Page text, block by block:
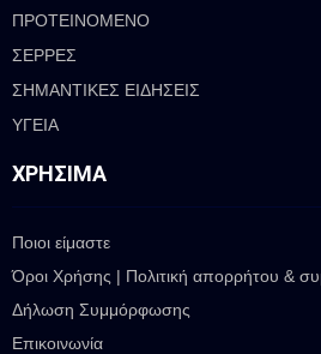
ΠΡΟΤΕΙΝΟΜΕΝΟ
ΣΕΡΡΕΣ
ΣΗΜΑΝΤΙΚΕΣ ΕΙΔΗΣΕΙΣ
ΥΓΕΙΑ
ΧΡΉΣΙΜΑ
Ποιοι είμαστε
Όροι Χρήσης | Πολιτική απορρήτου &
Δήλωση Συμμόρφωσης
Επικοινωνία